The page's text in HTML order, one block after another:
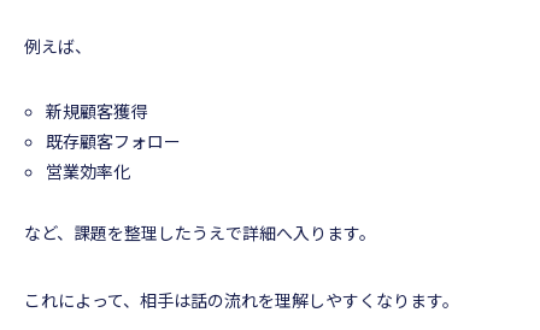
例えば、
新規顧客獲得
既存顧客フォロー
営業効率化
など、課題を整理したうえで詳細へ入ります。
これによって、相手は話の流れを理解しやすくなります。